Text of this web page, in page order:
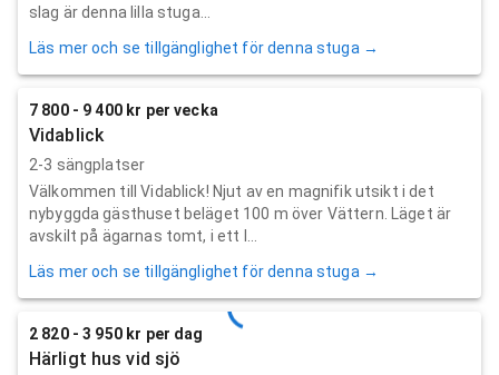
slag är denna lilla stuga...
Läs mer och se tillgänglighet för denna stuga →
7 800 - 9 400 kr per vecka
Vidablick
2-3 sängplatser
Välkommen till Vidablick! Njut av en magnifik utsikt i det
nybyggda gästhuset beläget 100 m över Vättern. Läget är
avskilt på ägarnas tomt, i ett l...
Läs mer och se tillgänglighet för denna stuga →
2 820 - 3 950 kr per dag
Härligt hus vid sjö